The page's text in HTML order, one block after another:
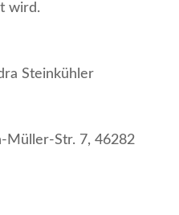
wird.
Steinkühler
Müller-Str. 7, 46282